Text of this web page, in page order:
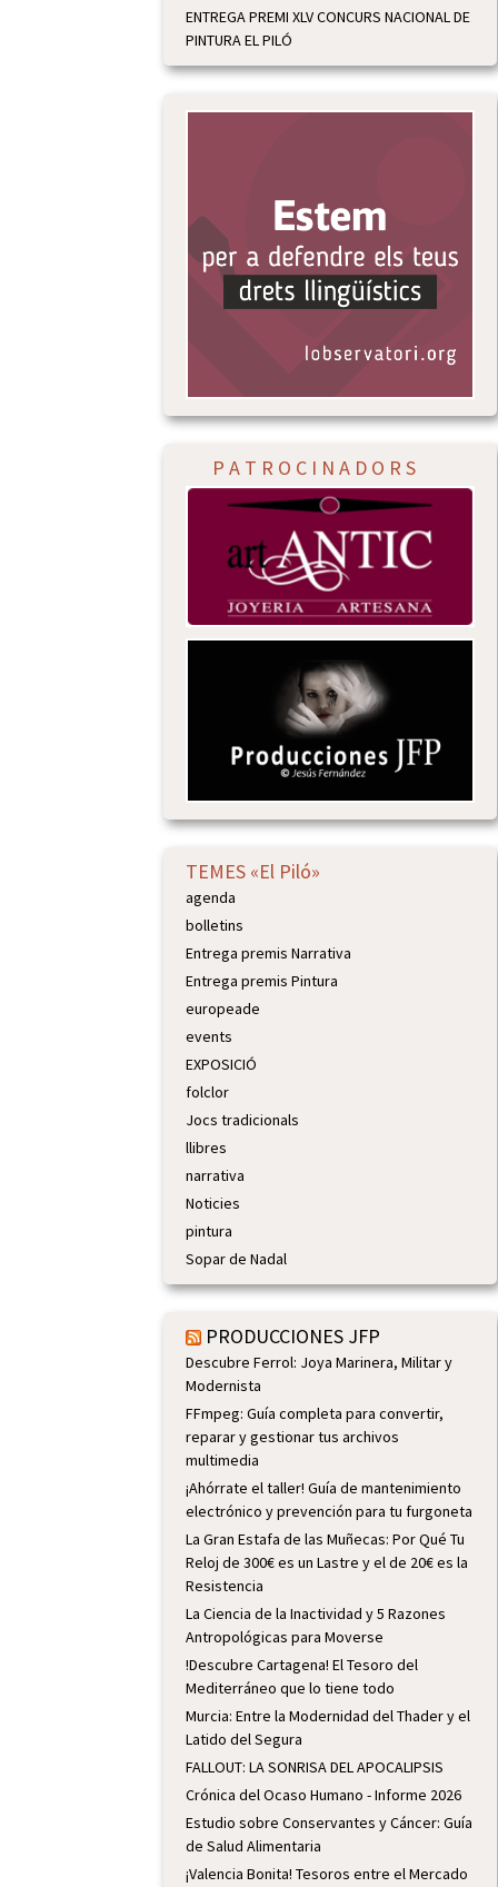
ENTREGA PREMI XLV CONCURS NACIONAL DE
PINTURA EL PILÓ
P A T R O C I N A D O R S
TEMES «El Piló»
agenda
bolletins
Entrega premis Narrativa
Entrega premis Pintura
europeade
events
EXPOSICIÓ
folclor
Jocs tradicionals
llibres
narrativa
Noticies
pintura
Sopar de Nadal
PRODUCCIONES JFP
Descubre Ferrol: Joya Marinera, Militar y
Modernista
FFmpeg: Guía completa para convertir,
reparar y gestionar tus archivos
multimedia
¡Ahórrate el taller! Guía de mantenimiento
electrónico y prevención para tu furgoneta
La Gran Estafa de las Muñecas: Por Qué Tu
Reloj de 300€ es un Lastre y el de 20€ es la
Resistencia
La Ciencia de la Inactividad y 5 Razones
Antropológicas para Moverse
!Descubre Cartagena! El Tesoro del
Mediterráneo que lo tiene todo
Murcia: Entre la Modernidad del Thader y el
Latido del Segura
FALLOUT: LA SONRISA DEL APOCALIPSIS
Crónica del Ocaso Humano - Informe 2026
Estudio sobre Conservantes y Cáncer: Guía
de Salud Alimentaria
¡Valencia Bonita! Tesoros entre el Mercado